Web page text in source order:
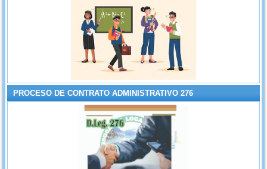
PROCESO DE CONTRATO ADMINISTRATIVO 276